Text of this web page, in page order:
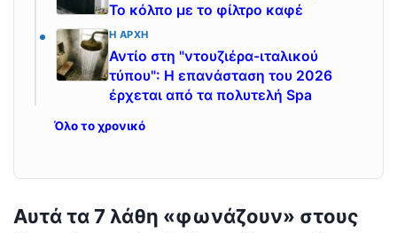
Το κόλπο με το φίλτρο καφέ
Η ΑΡΧΉ
Αντίο στη "ντουζιέρα-ιταλικού
τύπου": Η επανάσταση του 2026
έρχεται από τα πολυτελή Spa
Όλο το χρονικό
Αυτά τα 7 λάθη «φωνάζουν» στους